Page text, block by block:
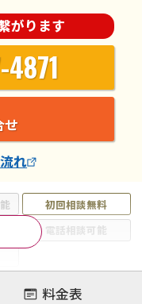
初回相談無料
電話相談可能
がります
せ
れ
料金表